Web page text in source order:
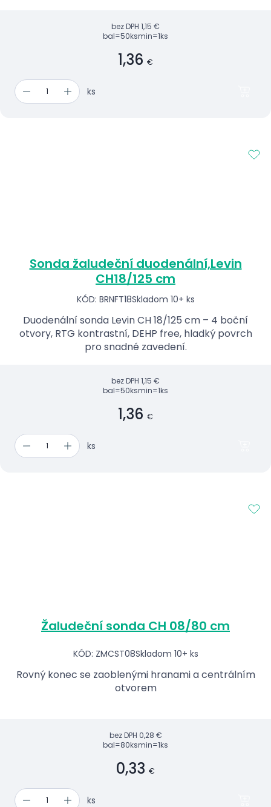
bez DPH 1,15 €
bal=50ksmin=1ks
1,36 €
ks
Sonda žaludeční duodenální,Levin
CH18/125 cm
KÓD: BRNFT18Skladom 10+ ks
Duodenální sonda Levin CH 18/125 cm – 4 boční
otvory, RTG kontrastní, DEHP free, hladký povrch
pro snadné zavedení.
bez DPH 1,15 €
bal=50ksmin=1ks
1,36 €
ks
Žaludeční sonda CH 08/80 cm
KÓD: ZMCST08Skladom 10+ ks
Rovný konec se zaoblenými hranami a centrálním
otvorem
bez DPH 0,28 €
bal=80ksmin=1ks
0,33 €
ks